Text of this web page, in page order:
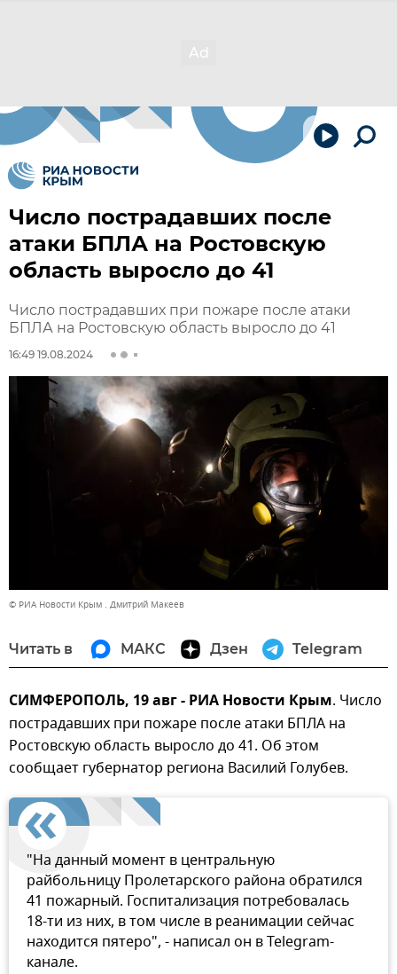
Число пострадавших после
атаки БПЛА на Ростовскую
область выросло до 41
Число пострадавших при пожаре после атаки
БПЛА на Ростовскую область выросло до 41
16:49 19.08.2024
© РИА Новости Крым . Дмитрий Макеев
Читать в МАКС Дзен Telegram
СИМФЕРОПОЛЬ, 19 авг - РИА Новости Крым. Число
пострадавших при пожаре после атаки БПЛА на
Ростовскую область выросло до 41. Об этом
сообщает губернатор региона Василий Голубев.
"На данный момент в центральную
райбольницу Пролетарского района обратился
41 пожарный. Госпитализация потребовалась
18-ти из них, в том числе в реанимации сейчас
находится пятеро", - написал он в Telegram-
канале.